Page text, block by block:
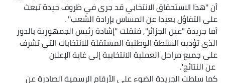
أن ''هذا الاستحقاق الانتخابي قد جرى في ظروف جيدة تبعث
على التفاؤل بعيدا عن المساس بإرادة الشعب'' .
أما جريدة "عين الجزائر", فنقلت ''إشادة رئيس الجمهورية بالدور
الذي تؤديه السلطة الوطنية المستقلة للانتخابات التي تشرف
على جميع مراحل العملية الانتخابية إلى غاية الإعلان
عن النتائج''.
كما سلطت الجريدة الضوء على الأرقام الرسمية الصادرة عن